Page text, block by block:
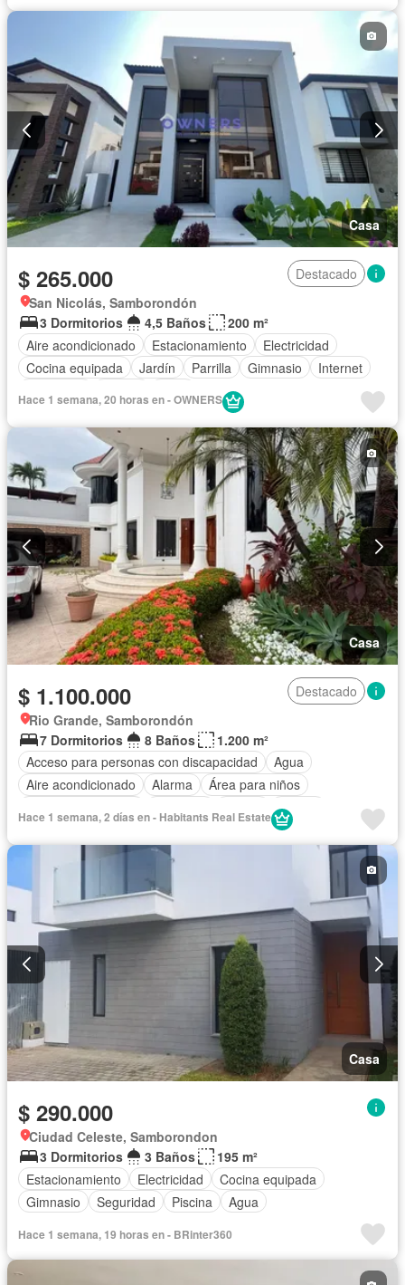
Casa
$ 265.000
Destacado
San Nicolás, Samborondón
3 Dormitorios
4,5 Baños
200 m²
Aire acondicionado
Estacionamiento
Electricidad
Cocina equipada
Jardín Parrilla Gimnasio
Internet
Hace 1 semana, 20 horas en - OWNERS
Casa
$ 1.100.000
Destacado
Rio Grande, Samborondón
7 Dormitorios
8 Baños
1.200 m²
Acceso para personas con discapacidad
Agua
Aire acondicionado
Alarma
Área para niños
Parrilla
Cocina equipada
Cuarto de servicio
Electricidad
Estacionamiento
Gas natural
Jacuzzi
Jardín
Patio Piscina
Seguridad
Terraza
Vista panorámica Wifi Parcialmente amoblado
Hace 1 semana, 2 días en - Habitants Real Estate
Casa
$ 290.000
Ciudad Celeste, Samborondon
3 Dormitorios
3 Baños
195 m²
Estacionamiento
Electricidad
Cocina equipada
Gimnasio
Seguridad Piscina Agua
Hace 1 semana, 19 horas en - BRinter360